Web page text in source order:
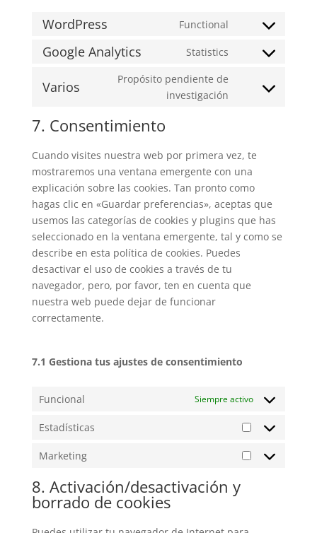
WordPress Functional
Consent
Google Analytics Statistics
Consent
service
Varios
Propósito pendiente de
investigación
Consent
7. Consentimiento
Cuando visites nuestra web por primera vez, te
mostraremos una ventana emergente con una
explicación sobre las cookies. Tan pronto como
hagas clic en «Guardar preferencias», aceptas que
usemos las categorías de cookies y plugins que has
seleccionado en la ventana emergente, tal y como se
describe en esta política de cookies. Puedes
desactivar el uso de cookies a través de tu
navegador, pero, por favor, ten en cuenta que
nuestra web puede dejar de funcionar
correctamente.
7.1 Gestiona tus ajustes de consentimiento
Funcional Siempre activo
Estadísticas
Estadísticas
Marketing
Marketing
8. Activación/desactivación y
borrado de cookies